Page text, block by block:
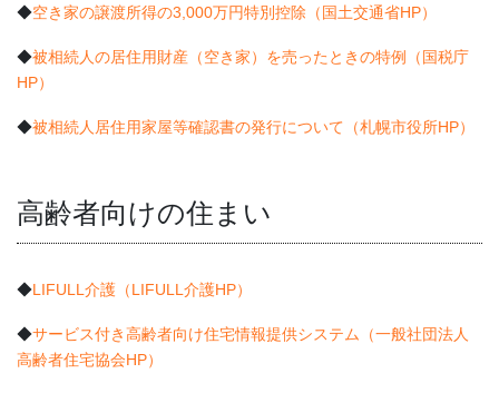
◆空き家の譲渡所得の3,000万円特別控除（国土交通省HP）
◆被相続人の居住用財産（空き家）を売ったときの特例（国税庁
HP）
◆被相続人居住用家屋等確認書の発行について（札幌市役所HP）
高齢者向けの住まい
◆LIFULL介護（LIFULL介護HP）
◆サービス付き高齢者向け住宅情報提供システム（一般社団法人
高齢者住宅協会HP）